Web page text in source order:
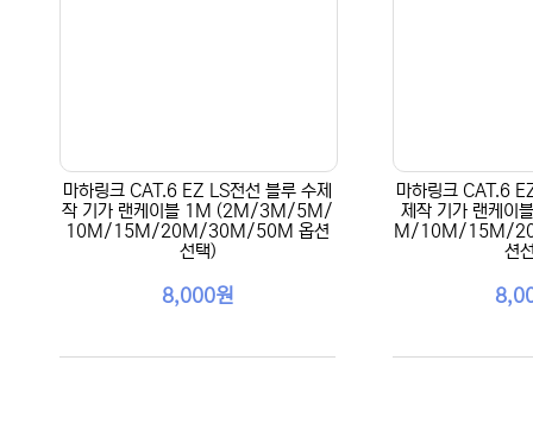
마하링크 CAT.6 EZ LS전선 블루 수제
작 기가 랜케이블 1M (2M/3M/5M/
10M/15M/20M/30M/50M 옵션
선택)
8,000원
마하링크 CAT.6
제작 기가 랜케
M/10M/15M/
션